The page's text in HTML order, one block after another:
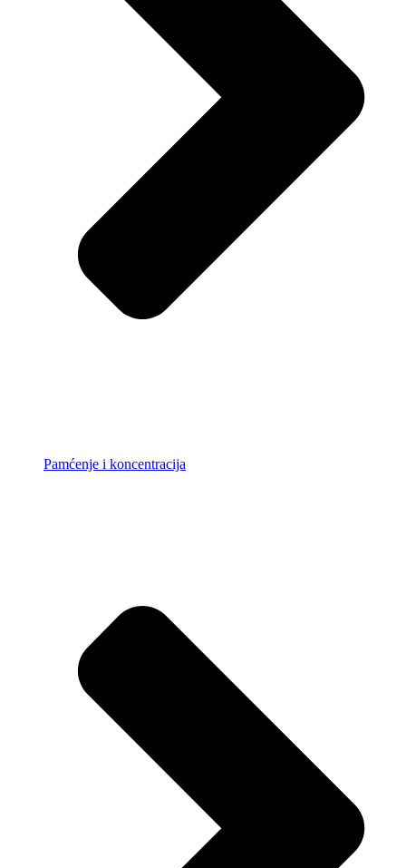
Pamćenje i koncentracija